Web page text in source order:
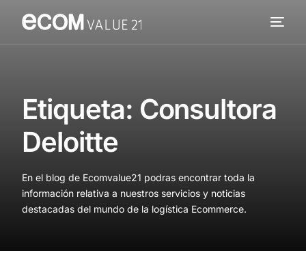
Etiqueta: Consultora
Deloitte
En el blog de Ecomvalue21 podras encontrar toda la
información relativa a nuestros servicios y noticias
destacadas del mundo de la logística Ecommerce.
Valor añadido
Blog